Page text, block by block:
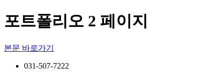
포트폴리오 2 페이지
본문 바로가기
031-507-7222